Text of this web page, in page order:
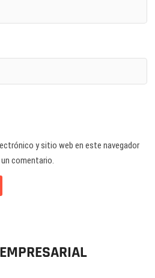
y sitio web en este navegador
un comentario.